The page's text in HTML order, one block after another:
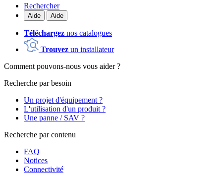
Rechercher
Aide Aide
Téléchargez nos catalogues
Trouvez un installateur
Comment pouvons-nous vous aider ?
Recherche par besoin
Un projet d'équipement ?
L'utilisation d'un produit ?
Une panne / SAV ?
Recherche par contenu
FAQ
Notices
Connectivité